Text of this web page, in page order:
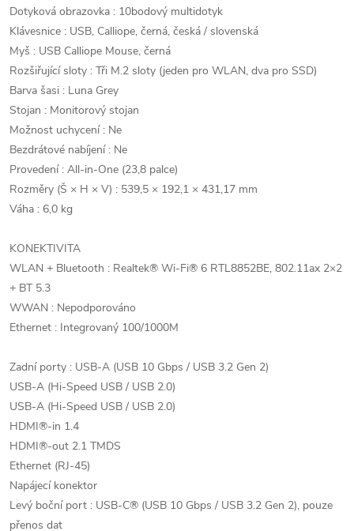
Dotyková obrazovka : 10bodový multidotyk
Klávesnice : USB, Calliope, černá, česká / slovenská
Myš : USB Calliope Mouse, černá
Rozšiřující sloty : Tři M.2 sloty (jeden pro WLAN, dva pro SSD)
Barva šasi : Luna Grey
Stojan : Monitorový stojan
Možnost uchycení : Ne
Bezdrátové nabíjení : Ne
Provedení : All-in-One (23,8 palce)
Rozměry (Š × H × V) : 539,5 × 192,1 × 431,17 mm
Váha : 6,0 kg
KONEKTIVITA
WLAN + Bluetooth : Realtek® Wi-Fi® 6 RTL8852BE, 802.11ax 2×2
+ BT 5.3
WWAN : Nepodporováno
Ethernet : Integrovaný 100/1000M
Zadní porty : USB-A (USB 10 Gbps / USB 3.2 Gen 2)
USB-A (Hi-Speed USB / USB 2.0)
USB-A (Hi-Speed USB / USB 2.0)
HDMI®-in 1.4
HDMI®-out 2.1 TMDS
Ethernet (RJ-45)
Napájecí konektor
Levý boční port : USB-C® (USB 10 Gbps / USB 3.2 Gen 2), pouze
přenos dat